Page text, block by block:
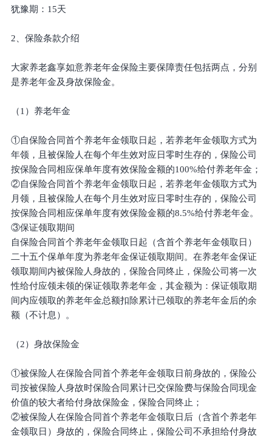
犹豫期：15天
2、保险条款介绍
大家养老鑫享如意养老年金保险主要保障责任包括两点，分别
是养老年金及身故保险金。
（1）养老年金
①自保险合同首个养老年金领取日起，若养老年金领取方式为
年领，且被保险人在每个年生效对应日零时生存的，保险公司
按保险合同相应保单年度有效保险金额的100%给付养老年金；
②自保险合同首个养老年金领取日起，若养老年金领取方式为
月领，且被保险人在每个月生效对应日零时生存的，保险公司
按保险合同相应保单年度有效保险金额的8.5%给付养老年金。
③保证领取期间
自保险合同首个养老年金领取日起（含首个养老年金领取日）
二十五个保单年度为养老年金保证领取期间。在养老年金保证
领取期间内被保险人身故的，保险合同终止，保险公司将一次
性给付应领未领的保证领取养老年金，其金额为：保证领取期
间内应领取的养老年金总额扣除累计已领取的养老年金后的余
额（不计息）。
（2）身故保险金
①被保险人在保险合同首个养老年金领取日前身故的，保险公
司按被保险人身故时保险合同累计已交保险费与保险合同现金
价值的较大者给付身故保险金，保险合同终止；
②被保险人在保险合同首个养老年金领取日后（含首个养老年
金领取日）身故的，保险合同终止，保险公司不承担给付身故